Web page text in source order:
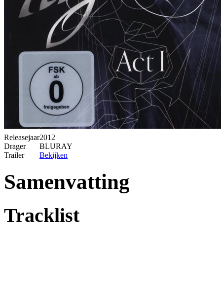
Releasejaar2012
Drager
BLURAY
Trailer
Bekijken
Samenvatting
Tracklist